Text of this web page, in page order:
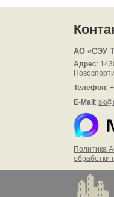
АО «СЭУ
Адрес:
Телефон:
E-Mail :
Политика
обработки